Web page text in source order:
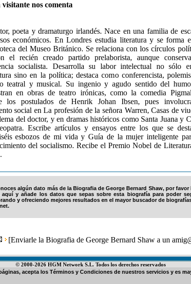
visitante nos comenta
poeta y dramaturgo irlandés. Nace en una familia de
económicos. En Londres estudia literatura y se forma
del Museo Británico. Se relaciona con los círculos
el recién creado partido prelaborista, aunque
socialista. Desarrolla su labor intelectual no sólo
sino en la política; destaca como conferencista,
teatral y musical. Su ingenio y agudo sentido del
en obras de teatro irónicas, como la comedia
los postulados de Henrik Johan Ibsen, pues
social en La profesión de la señora Warren, Casas de
del doctor, y en dramas históricos como Santa Juana y
Escribe artículos y ensayos entre los que se
esbozos de mi vida y Guía de la mujer inteligente
del socialismo. Recibe el Premio Nobel de
algún dato más de la Biografia de George Bernard Shaw, por favor
aquí y añade los datos que sepas sobre esta biografía para poder
y ofreciendo mejores resultados en el mayor buscador de
[Enviarle la Biografia de George Bernard Shaw a un
© 2000-2026 HGM Network S.L. Todos los derechos reservados
acepta los Términos y Condiciones de nuestros servicios y es